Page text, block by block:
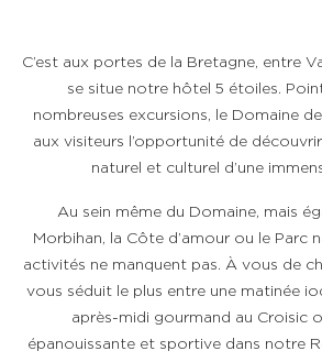
C’est aux portes de la Bretagne, entre
se situe notre hôtel 5 étoiles.
nombreuses excursions, le Domaine
aux visiteurs l’opportunité de
naturel et culturel d’une
Au sein même du Domaine, mais
Morbihan, la Côte d’amour ou le Parc
activités ne manquent pas. À vous de
vous séduit le plus entre une matinée
après-midi gourmand au Croisic
épanouissante et sportive dans notre